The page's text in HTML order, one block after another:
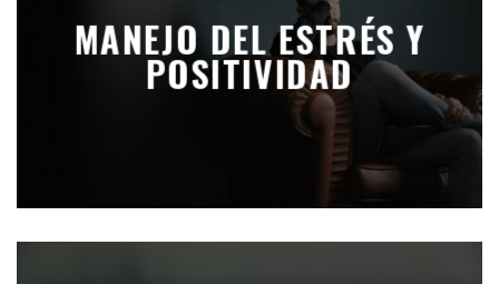
MANEJO DEL ESTRÉS Y
POSITIVIDAD